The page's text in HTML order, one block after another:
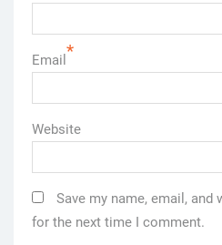
Email *
Website
Save my name, email,
for the next time I comment.